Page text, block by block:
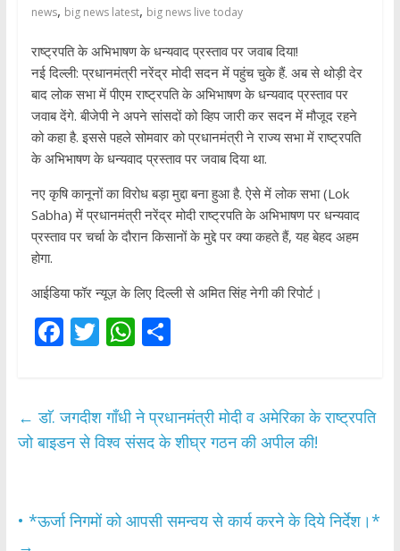
news, big news latest, big news live today
राष्ट्रपति के अभिभाषण के धन्यवाद प्रस्ताव पर जवाब दिया!
नई दिल्ली: प्रधानमंत्री नरेंद्र मोदी सदन में पहुंच चुके हैं. अब से थोड़ी देर
बाद लोक सभा में पीएम राष्ट्रपति के अभिभाषण के धन्यवाद प्रस्ताव पर
जवाब देंगे. बीजेपी ने अपने सांसदों को व्हिप जारी कर सदन में मौजूद रहने
को कहा है. इससे पहले सोमवार को प्रधानमंत्री ने राज्य सभा में राष्ट्रपति
के अभिभाषण के धन्यवाद प्रस्ताव पर जवाब दिया था.
नए कृषि कानूनों का विरोध बड़ा मुद्दा बना हुआ है. ऐसे में लोक सभा (Lok
Sabha) में प्रधानमंत्री नरेंद्र मोदी राष्ट्रपति के अभिभाषण पर धन्यवाद
प्रस्ताव पर चर्चा के दौरान किसानों के मुद्दे पर क्या कहते हैं, यह बेहद अहम
होगा.
आईडिया फॉर न्यूज़ के लिए दिल्ली से अमित सिंह नेगी की रिपोर्ट।
F
b
o
k
T
er
W
s
A
S
e
← डाॅ. जगदीश गाँधी ने प्रधानमंत्री मोदी व अमेरिका के राष्ट्रपति
जो बाइडन से विश्व संसद के शीघ्र गठन की अपील की!
• *ऊर्जा निगमों को आपसी समन्वय से कार्य करने के दिये निर्देश।*
→